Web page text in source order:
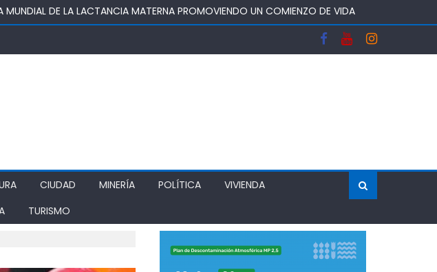
POZO DEL SSR CALIFORNIA Y FORTALECERA EL ABASTECIMIENTO DE AGUA
PARA MONITOREAR EFECTOS DEL SISTEMA FRONTAL Y APOYAR AL SECTOR
LIBERTADORES
NUEVO OPERATIVO DEJA UN RECINTO CLAUSURADO Y OTRO CON
CIUDAD MINERÍA POLÍTICA
VIVIENDA
TURISMO